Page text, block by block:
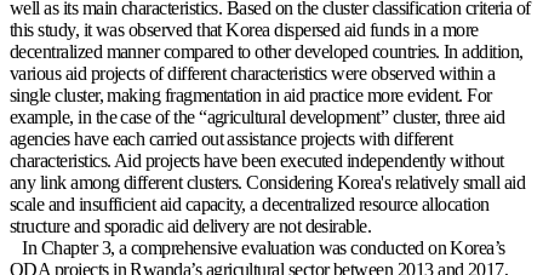
well as its main characteristics. Based on the cluster classification criteria of
this study, it was observed that Korea dispersed aid funds in a more
decentralized manner compared to other developed countries. In addition,
various aid projects of different characteristics were observed within a
single cluster, making fragmentation in aid practice more evident. For
example, in the case of the “agricultural development” cluster, three aid
agencies have each carried out assistance projects with different
characteristics. Aid projects have been executed independently without
any link among different clusters. Considering Korea's relatively small aid
scale and insufficient aid capacity, a decentralized resource allocation
structure and sporadic aid delivery are not desirable.
In Chapter 3, a comprehensive evaluation was conducted on Korea’s
ODA projects in Rwanda’s agricultural sector between 2013 and 2017,